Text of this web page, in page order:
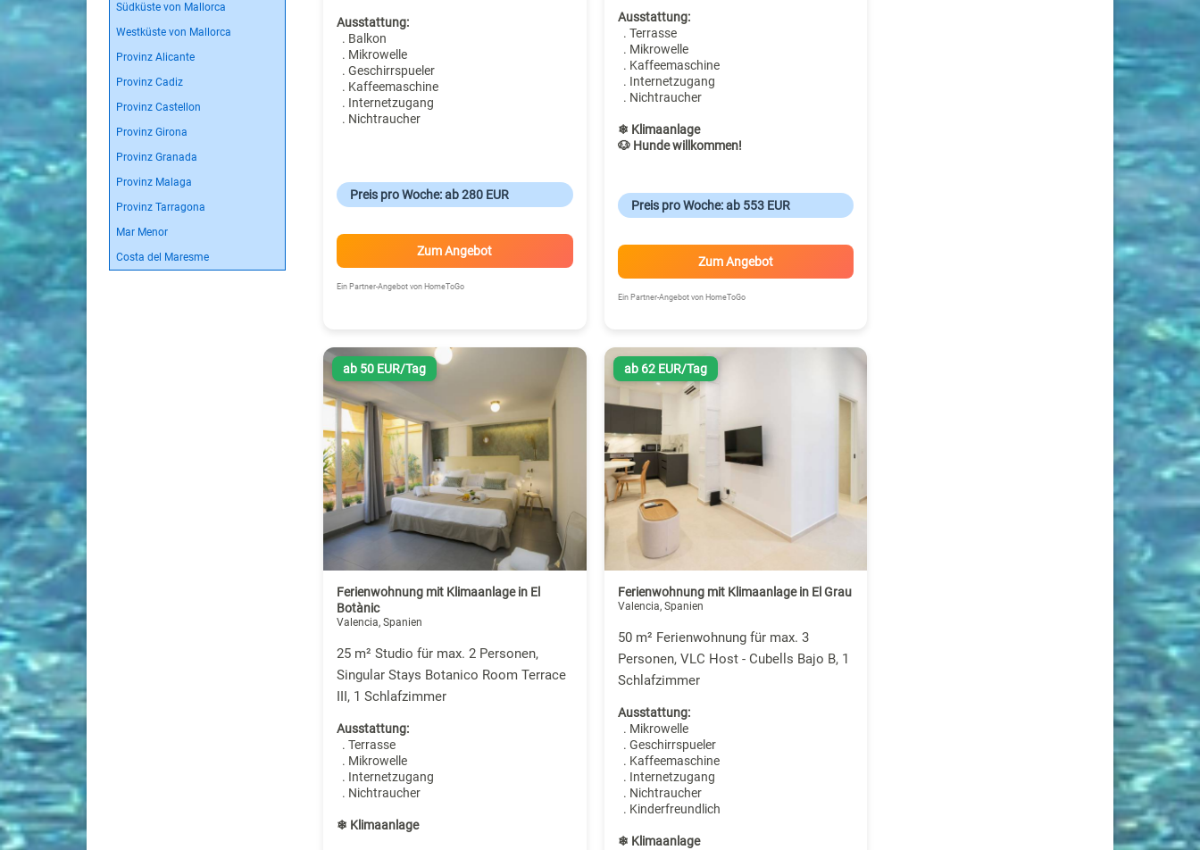
Südküste von Mallorca
Westküste von Mallorca
Provinz Alicante
Provinz Cadiz
Provinz Castellon
Provinz Girona
Provinz Granada
Provinz Malaga
Provinz Tarragona
Mar Menor
Costa del Maresme
Ausstattung:
. Balkon
. Mikrowelle
. Geschirrspueler
. Kaffeemaschine
. Internetzugang
. Nichtraucher
Preis pro Woche: ab 280 EUR
Zum Angebot
Ein Partner-Angebot von HomeToGo
Ausstattung:
. Terrasse
. Mikrowelle
. Kaffeemaschine
. Internetzugang
. Nichtraucher
❄ Klimaanlage
🐶 Hunde willkommen!
Preis pro Woche: ab 553 EUR
Zum Angebot
Ein Partner-Angebot von HomeToGo
ab 50 EUR/Tag
Ferienwohnung mit Klimaanlage in El
Botànic
Valencia, Spanien
25 m² Studio für max. 2 Personen,
Singular Stays Botanico Room Terrace
III, 1 Schlafzimmer
Ausstattung:
. Terrasse
. Mikrowelle
. Internetzugang
. Nichtraucher
❄ Klimaanlage
ab 62 EUR/Tag
Ferienwohnung mit Klimaanlage in El Grau
Valencia, Spanien
50 m² Ferienwohnung für max. 3
Personen, VLC Host - Cubells Bajo B, 1
Schlafzimmer
Ausstattung:
. Mikrowelle
. Geschirrspueler
. Kaffeemaschine
. Internetzugang
. Nichtraucher
. Kinderfreundlich
❄ Klimaanlage